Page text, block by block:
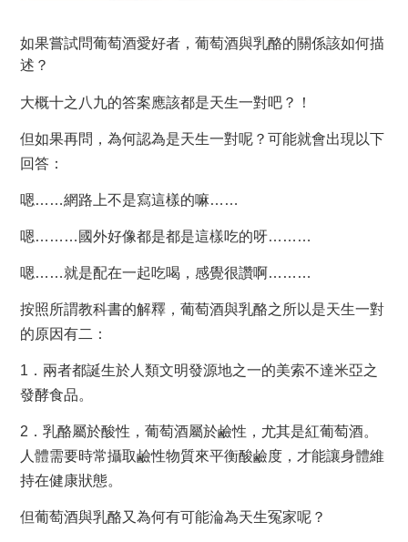
如果嘗試問葡萄酒愛好者，葡萄酒與乳酪的關係該如何描
述？
大概十之八九的答案應該都是天生一對吧？！
但如果再問，為何認為是天生一對呢？可能就會出現以下
回答：
嗯……網路上不是寫這樣的嘛……
嗯………國外好像都是都是這樣吃的呀………
嗯……就是配在一起吃喝，感覺很讚啊………
按照所謂教科書的解釋，葡萄酒與乳酪之所以是天生一對
的原因有二：
1 ．兩者都誕生於人類文明發源地之一的美索不達米亞之
發酵食品。
2．乳酪屬於酸性，葡萄酒屬於鹼性，尤其是紅葡萄酒。
人體需要時常攝取鹼性物質來平衡酸鹼度，才能讓身體維
持在健康狀態。
但葡萄酒與乳酪又為何有可能淪為天生冤家呢？